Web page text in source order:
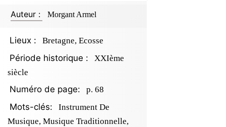
Auteur : Morgant Armel
Lieux : Bretagne, Ecosse
Période historique :
XXIème
siècle
Numéro de page: p. 68
Mots-clés:
Instrument De
Musique, Musique Traditionnelle,